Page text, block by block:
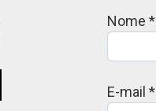
Nome *
E-mail *